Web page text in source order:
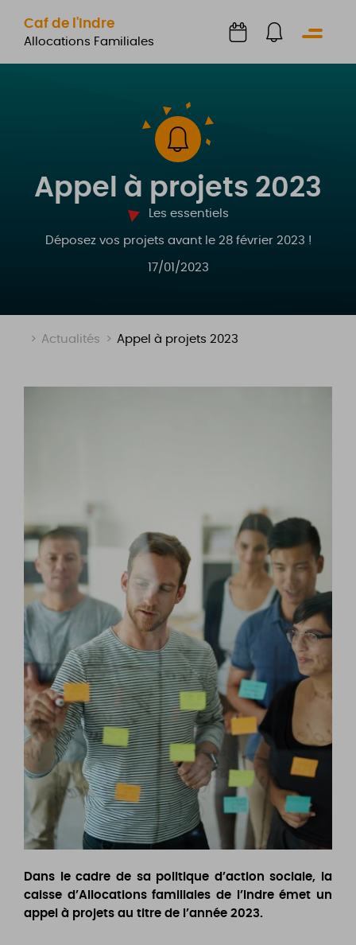
Caf de l'Indre
Allocations Familiales Menu
Appel à projets 2023
Les essentiels
Déposez vos projets avant le 28 février 2023 !
17/01/2023
> Actualités > Appel à projets 2023
Dans le cadre de sa politique d’action sociale, la
caisse d’Allocations familiales de l’Indre émet un
appel à projets au titre de l’année 2023.